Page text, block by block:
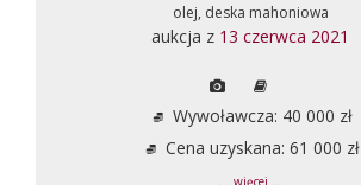
olej, deska mahoniowa
aukcja z 13 czerwca 2021
Wywoławcza: 40 000 zł
Cena uzyskana: 61 000 zł
... więcej ...